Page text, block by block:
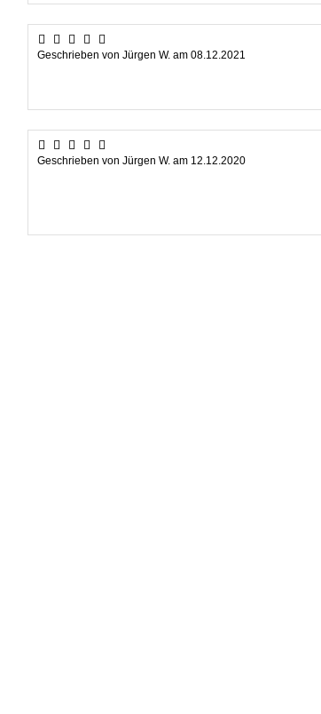
Geschrieben von Jürgen W. am 08.12.2021
Geschrieben von Jürgen W. am 12.12.2020